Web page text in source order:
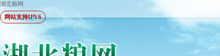
湖北粮网
网站支持IPV6